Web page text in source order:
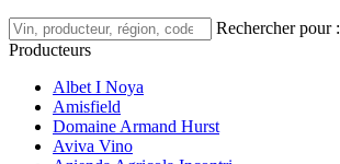
Rechercher pour :
Producteurs
Albet I Noya
Amisfield
Domaine Armand Hurst
Aviva Vino